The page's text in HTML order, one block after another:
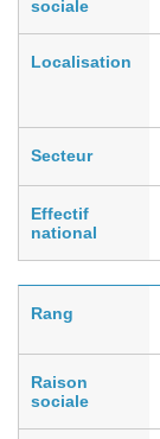
sociale
Localisation
Secteur
Effectif
national
Rang
Raison
sociale